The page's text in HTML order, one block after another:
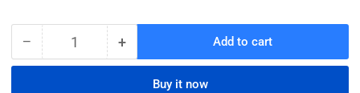
− Decrease
quantity
Quantity +Increase
quantity
Add to cart
Buy it now